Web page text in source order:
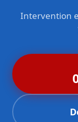
Intervention